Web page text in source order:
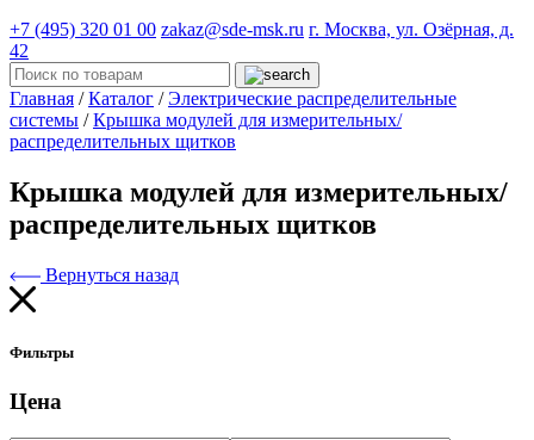
+7 (495) 320 01 00 zakaz@sde-msk.ru г. Москва, ул. Озёрная, д.
42
Главная / Каталог / Электрические распределительные
системы / Крышка модулей для измерительных/
распределительных щитков
Крышка модулей для измерительных/
распределительных щитков
Вернуться назад
Фильтры
Цена